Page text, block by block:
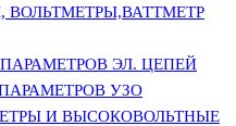
ВОЛЬТМЕТРЫ,ВАТТМЕТР
ЭЛ. ЦЕПЕЙ
УЗО
И ВЫСОКОВОЛЬТНЫЕ